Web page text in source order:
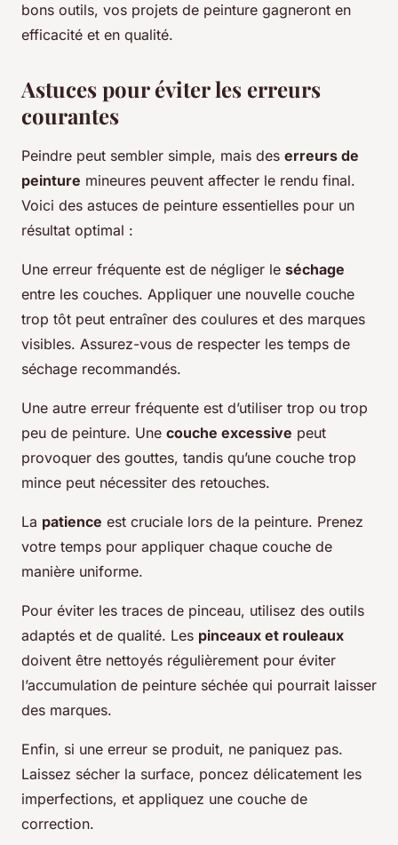
bons outils, vos projets de peinture gagneront en
efficacité et en qualité.
Astuces pour éviter les erreurs
courantes
Peindre peut sembler simple, mais des erreurs de
peinture mineures peuvent affecter le rendu final.
Voici des astuces de peinture essentielles pour un
résultat optimal :
Une erreur fréquente est de négliger le séchage
entre les couches. Appliquer une nouvelle couche
trop tôt peut entraîner des coulures et des marques
visibles. Assurez-vous de respecter les temps de
séchage recommandés.
Une autre erreur fréquente est d’utiliser trop ou trop
peu de peinture. Une couche excessive peut
provoquer des gouttes, tandis qu’une couche trop
mince peut nécessiter des retouches.
La patience est cruciale lors de la peinture. Prenez
votre temps pour appliquer chaque couche de
manière uniforme.
Pour éviter les traces de pinceau, utilisez des outils
adaptés et de qualité. Les pinceaux et rouleaux
doivent être nettoyés régulièrement pour éviter
l’accumulation de peinture séchée qui pourrait laisser
des marques.
Enfin, si une erreur se produit, ne paniquez pas.
Laissez sécher la surface, poncez délicatement les
imperfections, et appliquez une couche de
correction.